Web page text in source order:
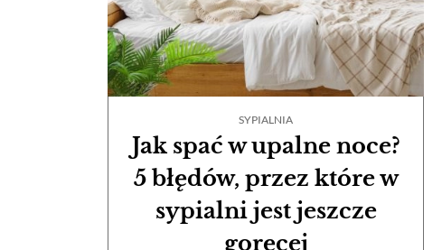
SYPIALNIA
Jak spać w upalne noce?
5 błędów, przez które w
sypialni jest jeszcze
goręcej